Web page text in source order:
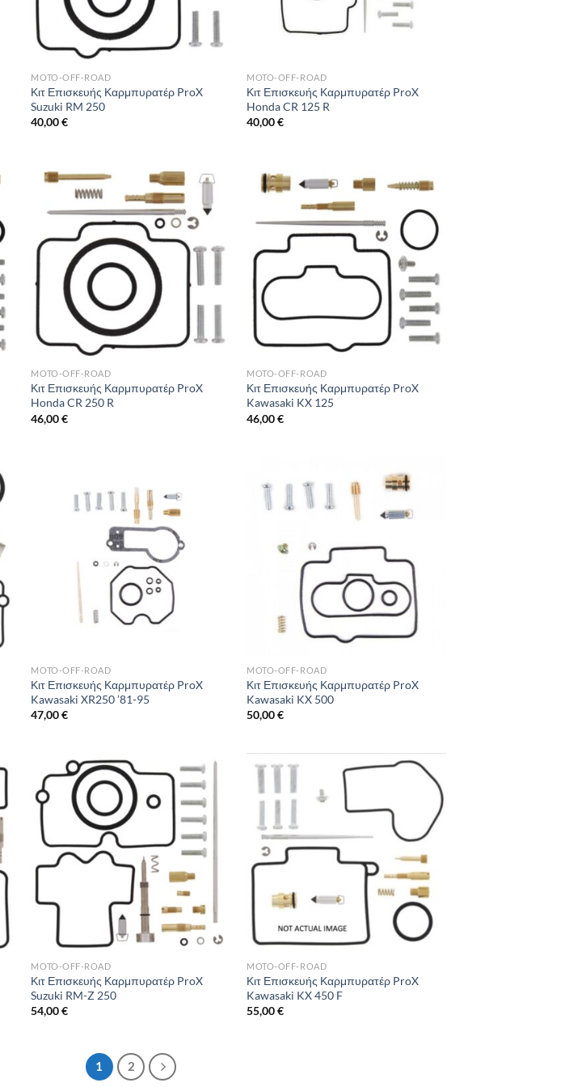
MOTO-OFF-ROAD
Κιτ Επισκευής Καρμπυρατέρ ProX
Suzuki RM 250
40,00€
MOTO-OFF-ROAD
Κιτ Επισκευής Καρμπυρατέρ ProX
Honda CR 125 R
40,00€
MOTO-OFF-ROAD
Κιτ Επισκευής Καρμπυρατέρ ProX
Honda CR 250 R
46,00€
MOTO-OFF-ROAD
Κιτ Επισκευής Καρμπυρατέρ ProX
Kawasaki KX 125
46,00€
MOTO-OFF-ROAD
Κιτ Επισκευής Καρμπυρατέρ ProX
Kawasaki XR250 ’81-95
47,00€
MOTO-OFF-ROAD
Κιτ Επισκευής Καρμπυρατέρ ProX
Kawasaki KX 500
50,00€
MOTO-OFF-ROAD
Κιτ Επισκευής Καρμπυρατέρ ProX
Suzuki RM-Z 250
54,00€
MOTO-OFF-ROAD
Κιτ Επισκευής Καρμπυρατέρ ProX
Kawasaki KX 450 F
55,00€
1 2